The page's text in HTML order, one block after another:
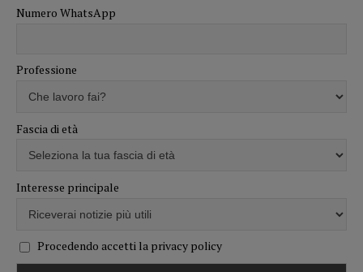
Numero WhatsApp
Professione
Fascia di età
Interesse principale
Procedendo accetti la privacy policy